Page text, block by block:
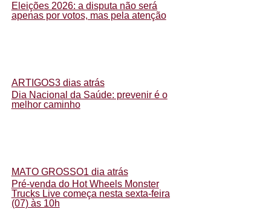
Eleições 2026: a disputa não será
apenas por votos, mas pela atenção
ARTIGOS3 dias atrás
Dia Nacional da Saúde: prevenir é o
melhor caminho
MATO GROSSO1 dia atrás
Pré-venda do Hot Wheels Monster
Trucks Live começa nesta sexta-feira
(07) às 10h